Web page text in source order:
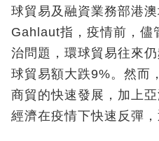
球貿易及融資業務部港
Gahlaut指，疫情前，儘
治問題，環球貿易往來
球貿易額大跌9%。然而
商貿的快速發展，加上
經濟在疫情下快速反彈，